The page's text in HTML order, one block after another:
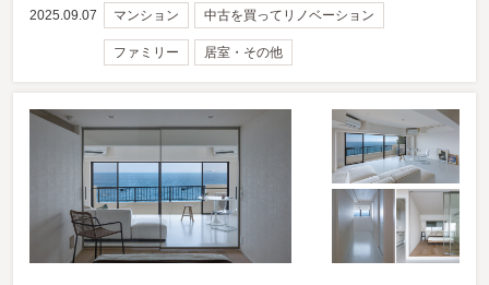
2025.09.07 マンション 中古を買ってリノベーション
ファミリー 居室・その他